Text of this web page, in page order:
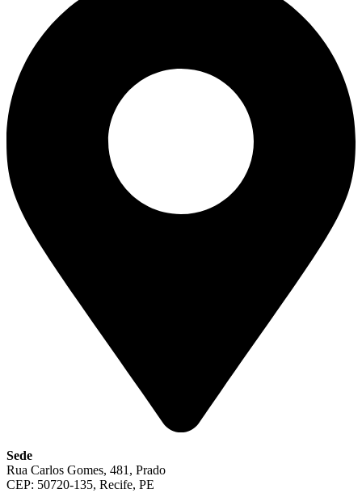
Sede
Rua Carlos Gomes, 481, Prado
CEP: 50720-135, Recife, PE